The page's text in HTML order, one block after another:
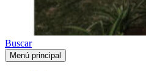
Buscar
Menú principal